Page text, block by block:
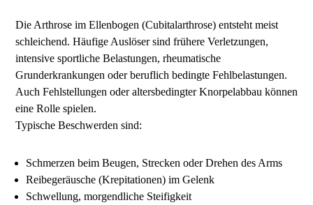
Die Arthrose im Ellenbogen (Cubitalarthrose) entsteht meist
schleichend. Häufige Auslöser sind frühere Verletzungen,
intensive sportliche Belastungen, rheumatische
Grunderkrankungen oder beruflich bedingte Fehlbelastungen.
Auch Fehlstellungen oder altersbedingter Knorpelabbau können
eine Rolle spielen.
Typische Beschwerden sind:
Schmerzen beim Beugen, Strecken oder Drehen des Arms
Reibegeräusche (Krepitationen) im Gelenk
Schwellung, morgendliche Steifigkeit